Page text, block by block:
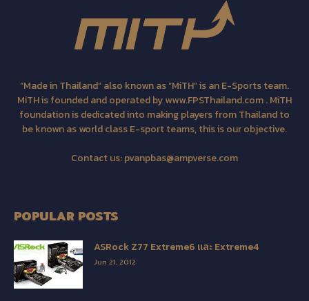
“Made in Thailand” also known as “MiTH” is an E-Sports team.
MiTH is founded and operated by www.FPSThailand.com . MiTH
foundation is dedicated into making players from Thailand to
be known as world class E-sport teams, this is our objective.
Contact us:pvanpbas@ampverse.com
POPULAR POSTS
ASRock Z77 Extreme6 และ Extreme4
Jun 21, 2012